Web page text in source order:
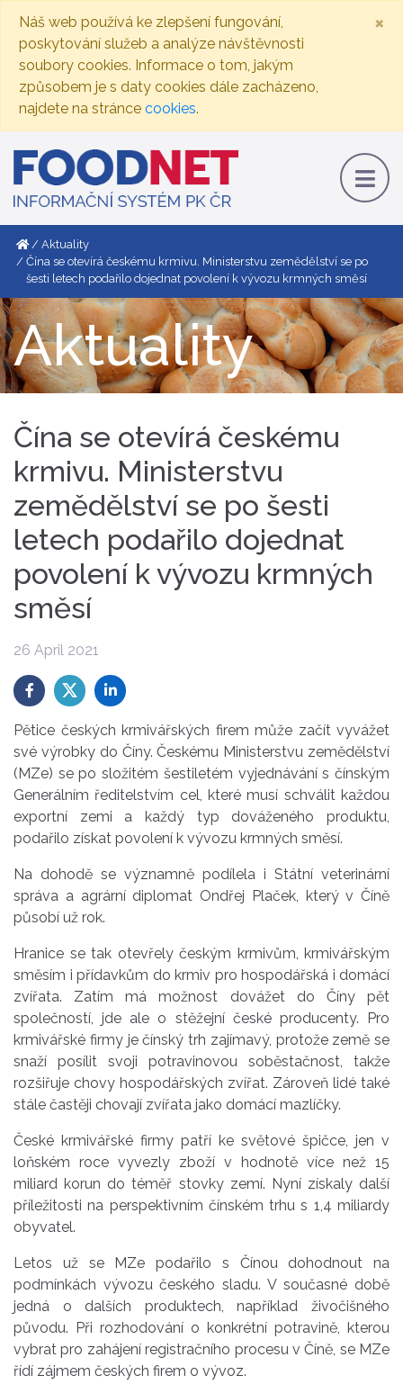
Náš web používá ke zlepšení fungování,
poskytování služeb a analýze návštěvnosti
soubory cookies. Informace o tom, jakým
způsobem je s daty cookies dále zacházeno,
najdete na stránce cookies.
×
Aktuality
Čína se otevírá českému krmivu. Ministerstvu zemědělství se po
šesti letech podařilo dojednat povolení k vývozu krmných směsí
Aktuality
Čína se otevírá českému
krmivu. Ministerstvu
zemědělství se po šesti
letech podařilo dojednat
povolení k vývozu krmných
směsí
26 April 2021
Pětice českých krmivářských firem může začít vyvážet
své výrobky do Číny. Českému Ministerstvu zemědělství
(MZe) se po složitém šestiletém vyjednávání s čínským
Generálním ředitelstvím cel, které musí schválit každou
exportní zemi a každý typ dováženého produktu,
podařilo získat povolení k vývozu krmných směsí.
Na dohodě se významně podílela i Státní veterinární
správa a agrární diplomat Ondřej Plaček, který v Číně
působí už rok.
Hranice se tak otevřely českým krmivům, krmivářským
směsím i přídavkům do krmiv pro hospodářská i domácí
zvířata. Zatím má možnost dovážet do Číny pět
společností, jde ale o stěžejní české producenty. Pro
krmivářské firmy je čínský trh zajímavý, protože země se
snaží posílit svoji potravinovou soběstačnost, takže
rozšiřuje chovy hospodářských zvířat. Zároveň lidé také
stále častěji chovají zvířata jako domácí mazlíčky.
České krmivářské firmy patří ke světové špičce, jen v
loňském roce vyvezly zboží v hodnotě více než 15
miliard korun do téměř stovky zemí. Nyní získaly další
příležitosti na perspektivním čínském trhu s 1,4 miliardy
obyvatel.
Letos už se MZe podařilo s Čínou dohodnout na
podmínkách vývozu českého sladu. V současné době
jedná o dalších produktech, například živočišného
původu. Při rozhodování o konkrétní potravině, kterou
vybrat pro zahájení registračního procesu v Číně, se MZe
řídí zájmem českých firem o vývoz.